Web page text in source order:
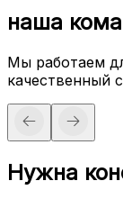
наша
Мы работаем
качественный
Нужна